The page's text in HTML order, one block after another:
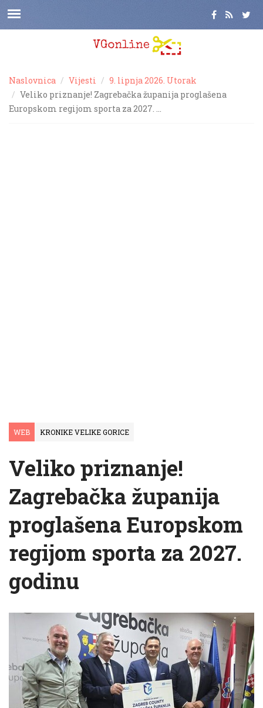
Naslovnica Vijesti
9. lipnja 2026. Utorak
Veliko priznanje! Zagrebačka županija proglašena
Europskom regijom sporta za 2027. …
WEB KRONIKE VELIKE GORICE
Veliko priznanje!
Zagrebačka županija
proglašena Europskom
regijom sporta za 2027.
godinu